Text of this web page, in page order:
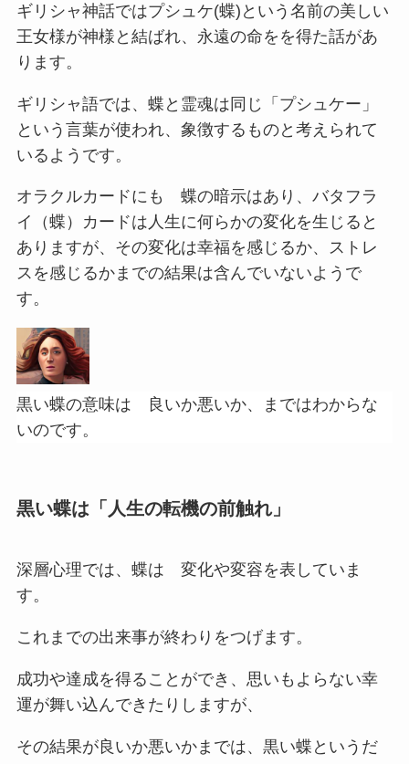
ギリシャ神話ではプシュケ(蝶)という名前の美しい
王女様が神様と結ばれ、永遠の命をを得た話があ
ります。
ギリシャ語では、蝶と霊魂は同じ「プシュケー」
という言葉が使われ、象徴するものと考えられて
いるようです。
オラクルカードにも 蝶の暗示はあり、バタフラ
イ（蝶）カードは人生に何らかの変化を生じると
ありますが、その変化は幸福を感じるか、ストレ
スを感じるかまでの結果は含んでいないようで
す。
黒い蝶の意味は 良いか悪いか、まではわからな
いのです。
黒い蝶は「人生の転機の前触れ」
深層心理では、蝶は 変化や変容を表していま
す。
これまでの出来事が終わりをつげます。
成功や達成を得ることができ、思いもよらない幸
運が舞い込んできたりしますが、
その結果が良いか悪いかまでは、黒い蝶というだ